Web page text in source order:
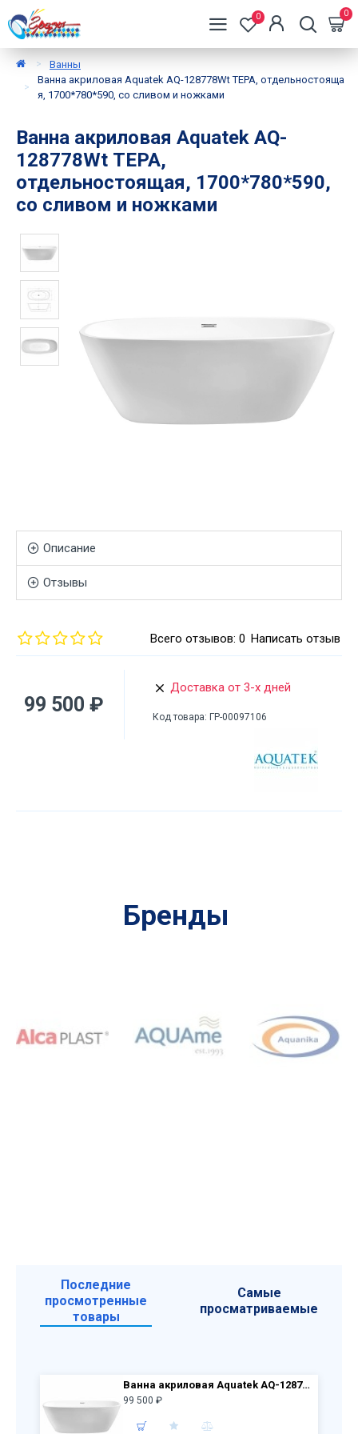
0 0
Ванны
Ванна акриловая Aquatek AQ-128778Wt ТЕРА, отдельностояща
я, 1700*780*590, со сливом и ножками
Ванна акриловая Aquatek AQ-
128778Wt ТЕРА,
отдельностоящая, 1700*780*590,
со сливом и ножками
Описание
Отзывы
Всего отзывов: 0 Написать отзыв
99 500 ₽
Доставка от 3-х дней
Код товара: ГР-00097106
Бренды
Последние
просмотренные
товары
Самые
просматриваемые
Ванна акриловая Aquatek AQ-128778Wt ТЕРА, отдельностоящая, 1700*780*590, со сливом и ножками
99 500 ₽